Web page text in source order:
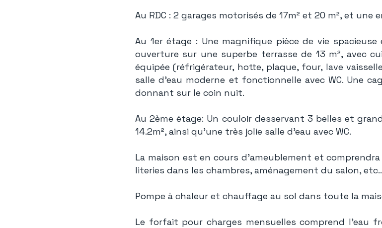
Au RDC : 2 garages motorisés de 17m² et 20 m², et
Au 1er étage : Une magnifique pièce de vie
ouverture sur une superbe terrasse de 13 m², avec
équipée (réfrigérateur, hotte, plaque, four, lave
salle d'eau moderne et fonctionnelle avec WC. Une
donnant sur le coin nuit.
Au 2ème étage: Un couloir desservant 3 belles et
14.2m², ainsi qu'une très jolie salle d'eau avec WC.
La maison est en cours d'ameublement et
literies dans les chambres, aménagement du salon,
Pompe à chaleur et chauffage au sol dans toute la
Le forfait pour charges mensuelles comprend l'eau